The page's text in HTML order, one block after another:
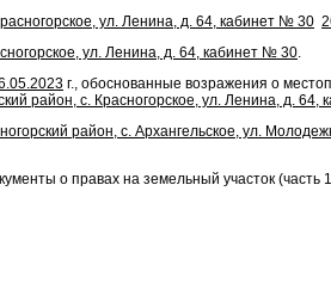
ул. Ленина, д. 64, кабинет № 30
ул. Ленина, д. 64, кабинет № 30.
г., обоснованные возражения о
район, с. Красногорское, ул. Ленина, д. 64,
район, с. Архангельское, ул.
о правах на земельный участок (часть